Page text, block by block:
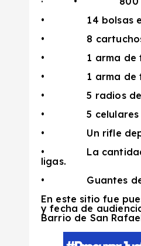
•
14 bolsas
•
8
•
1 arma
•
1 arma de
•
5 radios
•
5
•
Un rifle
•
La
ligas.
•
Guantes
En este sitio fue
y fecha de
Barrio de San